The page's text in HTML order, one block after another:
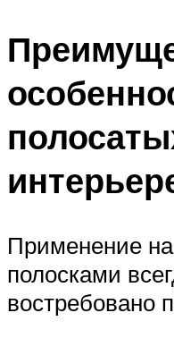
Применение
полосками
востребовано